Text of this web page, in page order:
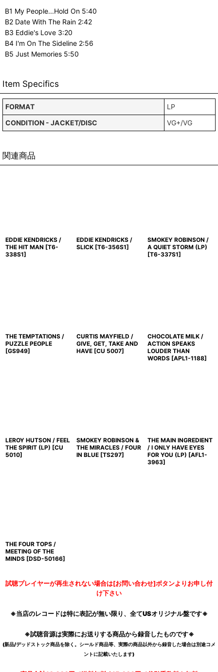
B1 My People...Hold On 5:40
B2 Date With The Rain 2:42
B3 Eddie's Love 3:20
B4 I'm On The Sideline 2:56
B5 Just Memories 5:50
Item Specifics
FORMAT
LP
CONDITION - JACKET/DISC
VG+/VG
関連商品
EDDIE KENDRICKS /
THE HIT MAN [T6-
338S1]
EDDIE KENDRICKS /
SLICK [T6-356S1]
SMOKEY ROBINSON /
A QUIET STORM (LP)
[T6-337S1]
THE TEMPTATIONS /
PUZZLE PEOPLE
[GS949]
CURTIS MAYFIELD /
GIVE, GET, TAKE AND
HAVE [CU 5007]
CHOCOLATE MILK /
ACTION SPEAKS
LOUDER THAN
WORDS [APL1-1188]
LEROY HUTSON / FEEL
THE SPIRIT (LP) [CU
5010]
SMOKEY ROBINSON &
THE MIRACLES / FOUR
IN BLUE [TS297]
THE MAIN INGREDIENT
/ I ONLY HAVE EYES
FOR YOU (LP) [AFL1-
3963]
THE FOUR TOPS /
MEETING OF THE
MINDS [DSD-50166]
試聴プレイヤーが再生されない場合は[お問い合わせ]ボタンよりお申し付
け下さい
※当店のレコードは特に表記が無い限り、全てUSオリジナル盤です※
※試聴音源は実際にお送りする商品から録音したものです※
(新品/デッドストック商品を除く。シールド商品等、実際の商品以外から録音した場合は別途コメ
ントに記載いたします)